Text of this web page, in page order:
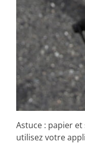
Astuce : papier
utilisez votre